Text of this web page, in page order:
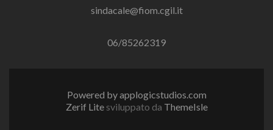
sindacale@fiom.cgil.it
06/85262319
Powered by applogicstudios.com
Zerif Lite sviluppato da ThemeIsle